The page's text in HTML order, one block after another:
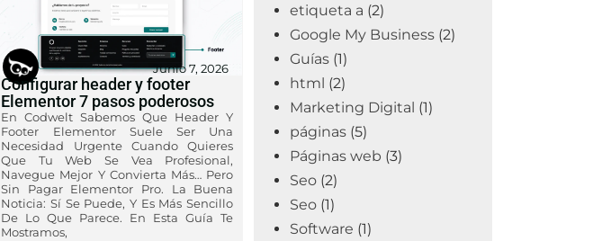
Junio 7, 2026
Configurar header y footer
Elementor 7 pasos poderosos
En Codwelt Sabemos Que Header Y
Footer Elementor Suele Ser Una
Necesidad Urgente Cuando Quieres
Que Tu Web Se Vea Profesional,
Navegue Mejor Y Convierta Más… Pero
Sin Pagar Elementor Pro. La Buena
Noticia: Sí Se Puede, Y Es Más Sencillo
De Lo Que Parece. En Esta Guía Te
Mostramos,
etiqueta a (2)
Google My Business (2)
Guías (1)
html (2)
Marketing Digital (1)
páginas (5)
Páginas web (3)
Seo (2)
Seo (1)
Software (1)